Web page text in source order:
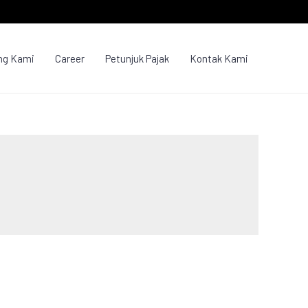
Kami Career Petunjuk Pajak Kontak Kami